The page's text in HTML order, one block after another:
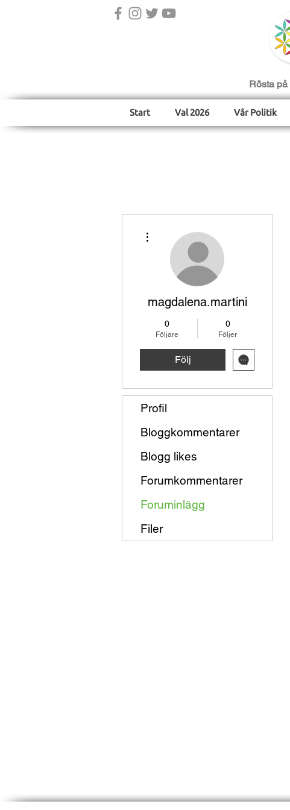
Rösta
Start Val 2026 Vår Politik
magdalena.martini
0
Följare
0
Följer
Följ
Profil
Bloggkommentarer
Blogg likes
Forumkommentarer
Foruminlägg
Filer